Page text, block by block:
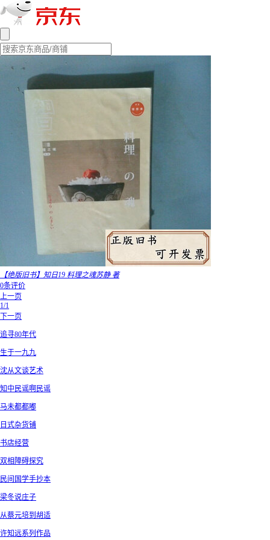
【绝版旧书】知日19 料理之魂苏静 著
0条评价
上一页
1/1
下一页
追寻80年代
生于一九九
沈从文谈艺术
知中民谣啊民谣
马未都都嘟
日式杂货铺
书店经营
双相障碍探究
民间国学手抄本
梁冬说庄子
从蔡元培到胡适
许知远系列作品